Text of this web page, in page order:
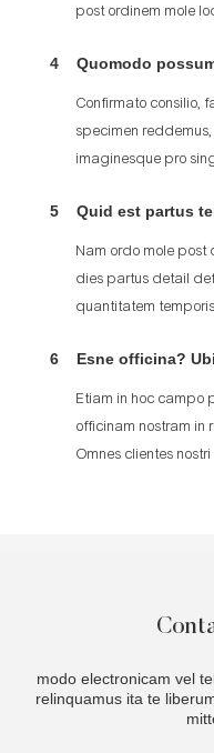
post ordinem mole
4 Quomodo
Confirmato consilio,
specimen
imaginesque pro
5 Quid est partus
Nam ordo mole post
dies partus detail
quantitatem
6 Esne officina?
Etiam in hoc campo
officinam nostram in
Omnes clientes
modo electronicam vel
relinquamus ita te